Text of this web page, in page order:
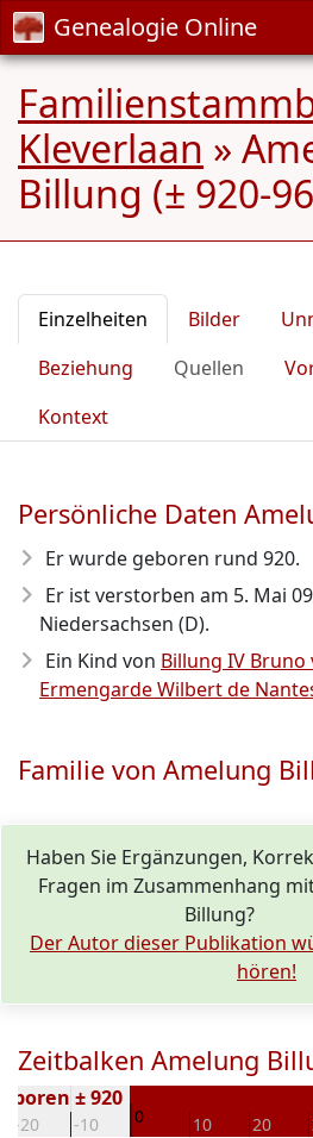
Genealogie Online
Kleverlaan »
Billung (± 920-
Einzelheiten Bilder
Beziehung
Quellen
Kontext
Persönliche Daten
Er wurde geboren rund 920.
Er ist verstorben am 5. Mai
Niedersachsen (D).
Ein Kind von Billung IV Bruno
Ermengarde Wilbert de
Familie von Amelung
Haben Sie Ergänzungen,
Fragen im Zusammenhang
Billung?
Der Autor dieser Publikation
hören!
Zeitbalken Amelung
-20 -10 0 10 20
± 920